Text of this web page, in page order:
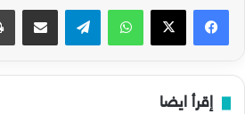
فيسبوك‫X واتساب تيلقرام مشاركة عبر البريد
إقرأ ايضا